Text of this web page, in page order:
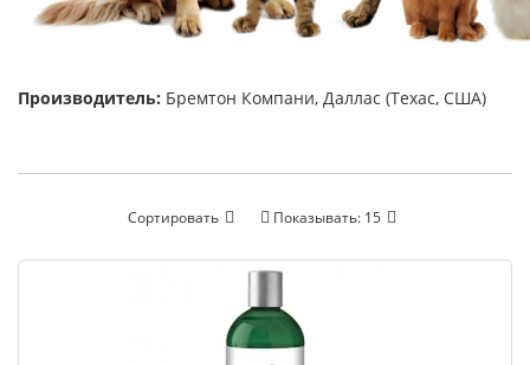
Производитель: Бремтон Компани, Даллас (Техас, США)
Сортировать Показывать: 15